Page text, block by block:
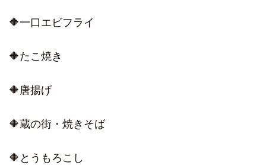
🔶一口エビフライ
🔶たこ焼き
🔶唐揚げ
🔶蔵の街・焼きそば
🔶とうもろこし